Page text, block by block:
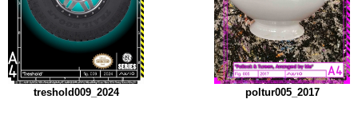
treshold009_2024 poltur005_2017